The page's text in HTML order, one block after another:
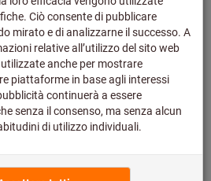
125X14 125X16
Nel carrello